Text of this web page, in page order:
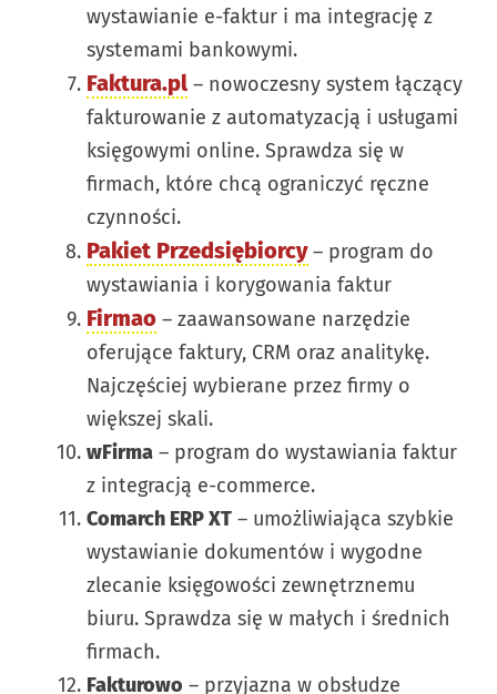
wystawianie e-faktur i ma integrację z
systemami bankowymi.
Faktura.pl – nowoczesny system łączący
fakturowanie z automatyzacją i usługami
księgowymi online. Sprawdza się w
firmach, które chcą ograniczyć ręczne
czynności.
Pakiet Przedsiębiorcy– program do
wystawiania i korygowania faktur
Firmao – zaawansowane narzędzie
oferujące faktury, CRM oraz analitykę.
Najczęściej wybierane przez firmy o
większej skali.
wFirma – program do wystawiania faktur
z integracją e-commerce.
Comarch ERP XT – umożliwiająca szybkie
wystawianie dokumentów i wygodne
zlecanie księgowości zewnętrznemu
biuru. Sprawdza się w małych i średnich
firmach.
Fakturowo – przyjazna w obsłudze